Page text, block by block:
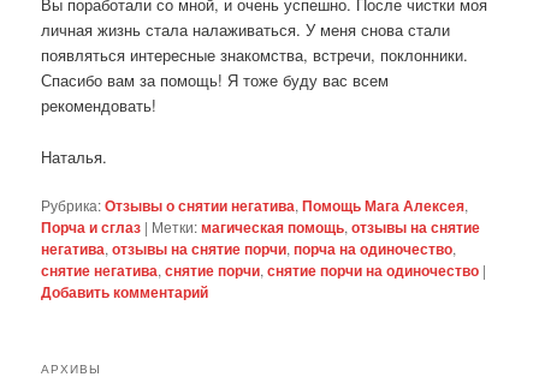
Вы поработали со мной, и очень успешно. После чистки моя
личная жизнь стала налаживаться. У меня снова стали
появляться интересные знакомства, встречи, поклонники.
Спасибо вам за помощь! Я тоже буду вас всем
рекомендовать!
Наталья.
Рубрика:Отзывы о снятии негатива,Помощь Мага Алексея,
Порча и сглаз | Метки:магическая помощь,отзывы на снятие
негатива,отзывы на снятие порчи,порча на одиночество,
снятие негатива,снятие порчи,снятие порчи на одиночество |
Добавить комментарий
АРХИВЫ